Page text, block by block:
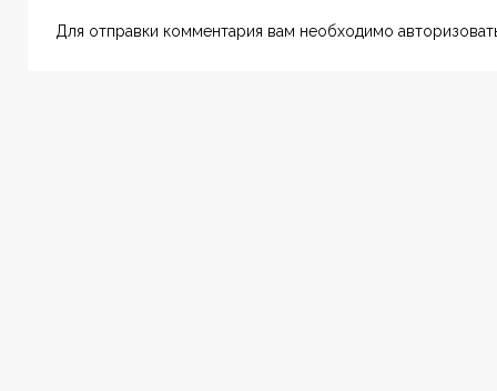
Для отправки комментария вам необходимо